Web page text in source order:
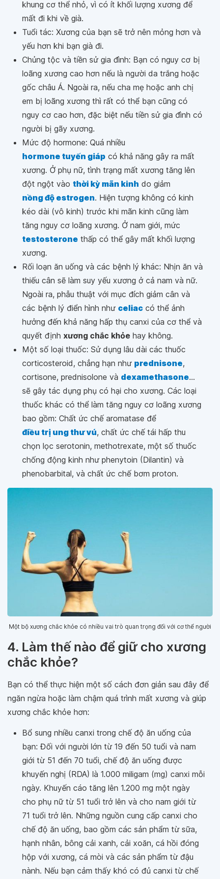
khung cơ thể nhỏ, vì có ít khối lượng xương để
mất đi khi về già.
Tuổi tác: Xương của bạn sẽ trở nên mỏng hơn và
yếu hơn khi bạn già đi.
Chủng tộc và tiền sử gia đình: Bạn có nguy cơ bị
loãng xương cao hơn nếu là người da trắng hoặc
gốc châu Á. Ngoài ra, nếu cha mẹ hoặc anh chị
em bị loãng xương thì rất có thể bạn cũng có
nguy cơ cao hơn, đặc biệt nếu tiền sử gia đình có
người bị gãy xương.
Mức độ hormone: Quá nhiều
hormone tuyến giáp có khả năng gây ra mất
xương. Ở phụ nữ, tình trạng mất xương tăng lên
đột ngột vào thời kỳ mãn kinh do giảm
nồng độ estrogen. Hiện tượng không có kinh
kéo dài (vô kinh) trước khi mãn kinh cũng làm
tăng nguy cơ loãng xương. Ở nam giới, mức
testosterone thấp có thể gây mất khối lượng
xương.
Rối loạn ăn uống và các bệnh lý khác: Nhịn ăn và
thiếu cân sẽ làm suy yếu xương ở cả nam và nữ.
Ngoài ra, phẫu thuật với mục đích giảm cân và
các bệnh lý điển hình như celiac có thể ảnh
hưởng đến khả năng hấp thụ canxi của cơ thể và
quyết định xương chắc khỏe hay không.
Một số loại thuốc: Sử dụng lâu dài các thuốc
corticosteroid, chẳng hạn như prednisone,
cortisone, prednisolone và dexamethasone...
sẽ gây tác dụng phụ có hại cho xương. Các loại
thuốc khác có thể làm tăng nguy cơ loãng xương
bao gồm: Chất ức chế aromatase để
điều trị ung thư vú, chất ức chế tái hấp thu
chọn lọc serotonin, methotrexate, một số thuốc
chống động kinh như phenytoin (Dilantin) và
phenobarbital, và chất ức chế bơm proton.
Một bộ xương chắc khỏe có nhiều vai trò quan trọng đối với cơ thể người
4. Làm thế nào để giữ cho xương
chắc khỏe?
Bạn có thể thực hiện một số cách đơn giản sau đây để
ngăn ngừa hoặc làm chậm quá trình mất xương và giúp
xương chắc khỏe hơn:
Bổ sung nhiều canxi trong chế độ ăn uống của
bạn: Đối với người lớn từ 19 đến 50 tuổi và nam
giới từ 51 đến 70 tuổi, chế độ ăn uống được
khuyến nghị (RDA) là 1.000 miligam (mg) canxi mỗi
ngày. Khuyến cáo tăng lên 1.200 mg một ngày
cho phụ nữ từ 51 tuổi trở lên và cho nam giới từ
71 tuổi trở lên. Những nguồn cung cấp canxi cho
chế độ ăn uống, bao gồm các sản phẩm từ sữa,
hạnh nhân, bông cải xanh, cải xoăn, cá hồi đóng
hộp với xương, cá mòi và các sản phẩm từ đậu
nành. Nếu bạn cảm thấy khó có đủ canxi từ chế